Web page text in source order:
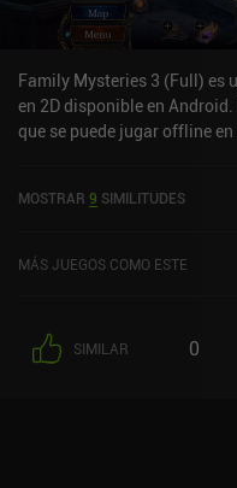
Family Mysteries 3 (Full) es
en 2D disponible en
que se puede jugar offline
MOSTRAR 9 SIMILITUDES
MÁS JUEGOS COMO ESTE
SIMILAR 0